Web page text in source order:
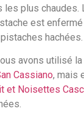
les plus chaudes.
est
hachées.
avons utilisé la
Cassiano, mais
et Noisettes